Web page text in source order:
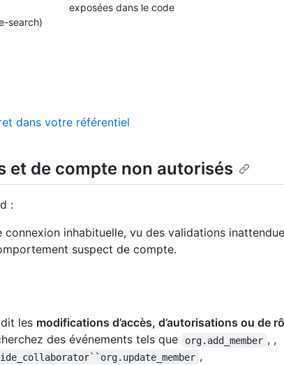
search)
exposées dans le code
dans votre référentiel
et de compte non autorisés
:
inhabituelle, vu des validations
suspect de compte.
les modifications d’accès, d’autorisations ou de
des événements tels que org.add_member , ,
,